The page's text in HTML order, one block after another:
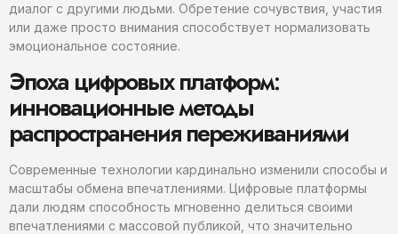
диалог с другими людьми. Обретение сочувствия, участия
или даже просто внимания способствует нормализовать
эмоциональное состояние.
Эпоха цифровых платформ:
инновационные методы
распространения переживаниями
Современные технологии кардинально изменили способы и
масштабы обмена впечатлениями. Цифровые платформы
дали людям способность мгновенно делиться своими
впечатлениями с массовой публикой, что значительно